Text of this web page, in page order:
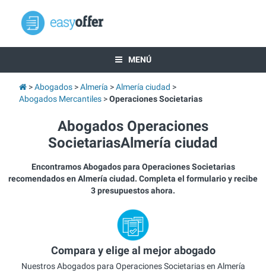
MENÚ
Abogados Almería
Almería ciudad
Abogados Mercantiles
Operaciones Societarias
Abogados Operaciones
SocietariasAlmería ciudad
Encontramos Abogados para Operaciones Societarias
recomendados en Almería ciudad. Completa el formulario y recibe
3 presupuestos ahora.
Compara y elige al mejor abogado
Nuestros Abogados para Operaciones Societarias en Almería